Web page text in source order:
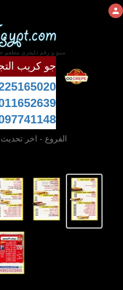
منيو و رقم دليفرى مطعم
جو كريب
الفروع - اخر تحديث 2026-07-07